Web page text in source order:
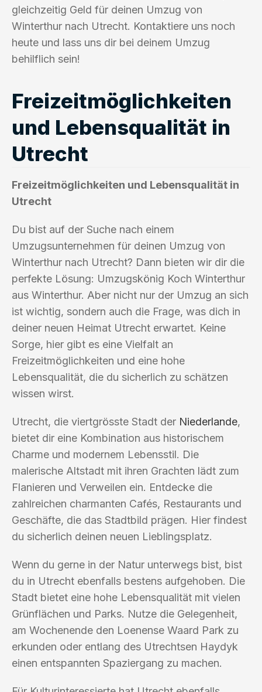
gleichzeitig Geld für deinen Umzug von
Winterthur nach Utrecht. Kontaktiere uns noch
heute und lass uns dir bei deinem Umzug
behilflich sein!
Freizeitmöglichkeiten
und Lebensqualität in
Utrecht
Freizeitmöglichkeiten und Lebensqualität in
Utrecht
Du bist auf der Suche nach einem
Umzugsunternehmen für deinen Umzug von
Winterthur nach Utrecht? Dann bieten wir dir die
perfekte Lösung: Umzugskönig Koch Winterthur
aus Winterthur. Aber nicht nur der Umzug an sich
ist wichtig, sondern auch die Frage, was dich in
deiner neuen Heimat Utrecht erwartet. Keine
Sorge, hier gibt es eine Vielfalt an
Freizeitmöglichkeiten und eine hohe
Lebensqualität, die du sicherlich zu schätzen
wissen wirst.
Utrecht, die viertgrösste Stadt der Niederlande,
bietet dir eine Kombination aus historischem
Charme und modernem Lebensstil. Die
malerische Altstadt mit ihren Grachten lädt zum
Flanieren und Verweilen ein. Entdecke die
zahlreichen charmanten Cafés, Restaurants und
Geschäfte, die das Stadtbild prägen. Hier findest
du sicherlich deinen neuen Lieblingsplatz.
Wenn du gerne in der Natur unterwegs bist, bist
du in Utrecht ebenfalls bestens aufgehoben. Die
Stadt bietet eine hohe Lebensqualität mit vielen
Grünflächen und Parks. Nutze die Gelegenheit,
am Wochenende den Loenense Waard Park zu
erkunden oder entlang des Utrechtsen Haydyk
einen entspannten Spaziergang zu machen.